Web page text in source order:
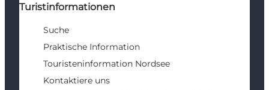
Turistinformationen
Suche
Praktische Information
Touristeninformation Nordsee
Kontaktiere uns